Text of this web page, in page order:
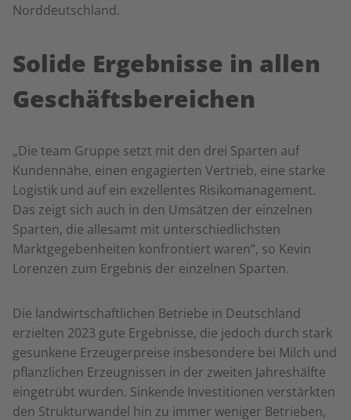
Norddeutschland.
Solide Ergebnisse in allen
Geschäftsbereichen
„Die team Gruppe setzt mit den drei Sparten auf
Kundennähe, einen engagierten Vertrieb, eine starke
Logistik und auf ein exzellentes Risikomanagement.
Das zeigt sich auch in den Umsätzen der einzelnen
Sparten, die allesamt mit unterschiedlichsten
Marktgegebenheiten konfrontiert waren“, so Kevin
Lorenzen zum Ergebnis der einzelnen Sparten.
Die landwirtschaftlichen Betriebe in Deutschland
erzielten 2023 gute Ergebnisse, die jedoch durch stark
gesunkene Erzeugerpreise insbesondere bei Milch und
pflanzlichen Erzeugnissen in der zweiten Jahreshälfte
eingetrübt wurden. Sinkende Investitionen verstärkten
den Strukturwandel hin zu immer weniger Betrieben,